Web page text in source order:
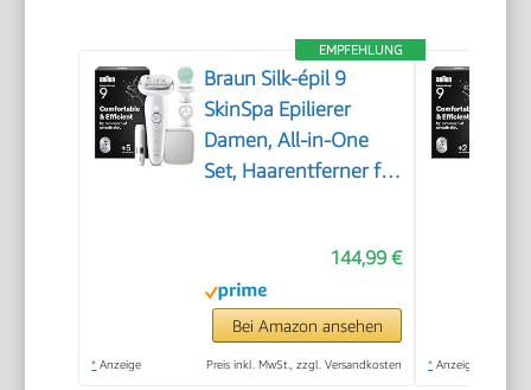
EMPFEHLUNG
Braun Silk-épil 9
SkinSpa Epilierer
Damen, All-in-One
Set, Haarentferner für
Wasserdicht — Inkl.
Facespa
Gesichtshaarentferner
144,99 €
Bei Amazon ansehen
* Anzeige Preis inkl. MwSt., zzgl. Versandkosten * Anzeige